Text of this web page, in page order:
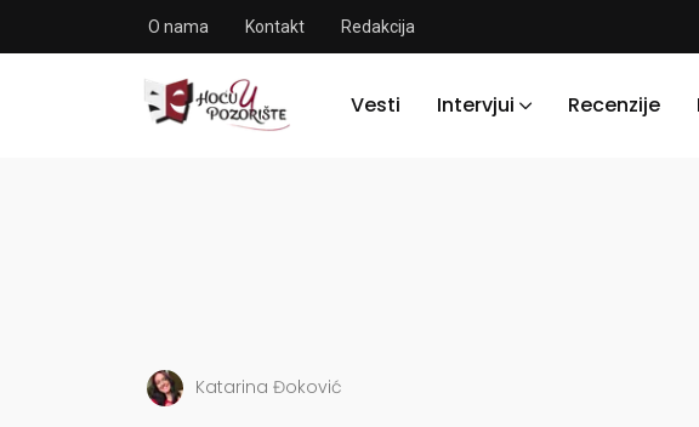
O nama Kontakt Redakcija
Vesti Intervjui Recenzije
Katarina Đoković